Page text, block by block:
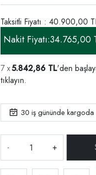
Taksitli Fiyatı : 40.900,00
Nakit Fiyatı:34.765,00
5.842,86 TL'den
tıklayın.
30 iş gününde kargoda
- +